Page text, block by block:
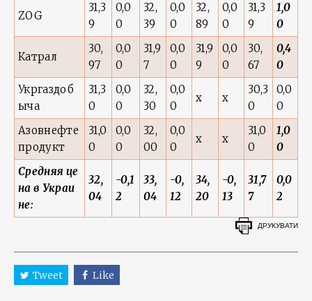
ZOG
31,3
9
0,0
0
32,
39
0,0
0
32,
89
0,0
0
31,3
9
1,0
0
Катрал
30,
97
0,0
0
31,9
7
0,0
0
31,9
9
0,0
0
30,
67
0,4
0
Укргаздоб
ыча
31,3
0
0,0
0
32,
30
0,0
0
x x
30,3
0
0,0
0
Азовнефте
продукт
31,0
0
0,0
0
32,
00
0,0
0
x x
31,0
0
1,0
0
Средняя це
на в Украи
не:
32,
04
-0,1
2
33,
04
-0,
12
34,
20
-0,
13
31,7
7
0,0
2
ДРУКУВАТИ
Tweet Like